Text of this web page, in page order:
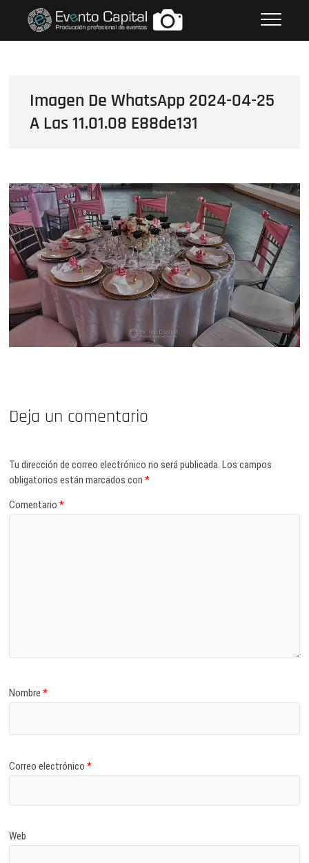
contenido
FOTOS GRUPO EMPRESARIAL
Imagen De WhatsApp 2024-04-25
A Las 11.01.08 E88de131
Deja un comentario
Tu dirección de correo electrónico no será publicada. Los campos
obligatorios están marcados con*
Comentario*
Nombre*
Correo electrónico*
Web